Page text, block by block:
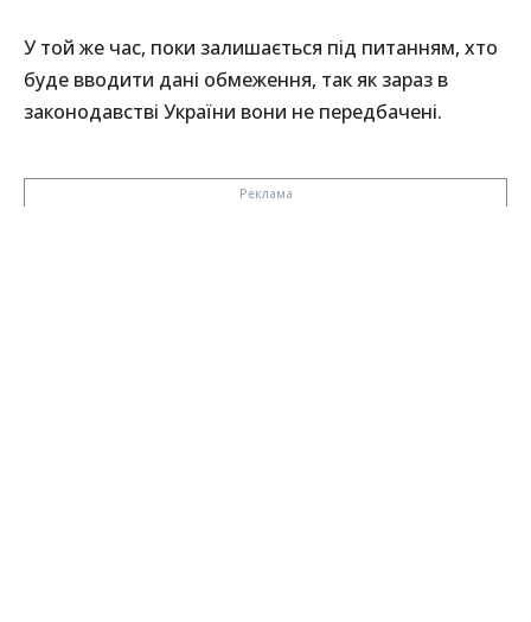
У той же час, поки залишається під питанням, хто
буде вводити дані обмеження, так як зараз в
законодавстві України вони не передбачені.